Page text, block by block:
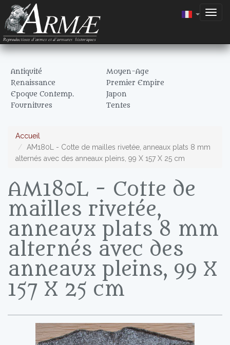
Antiquité
Moyen-Age
Renaissance
Premier Empire
Epoque Contemp.
Japon
Fournitures
Tentes
Accueil
AM180L - Cotte de mailles rivetée, anneaux plats 8 mm
alternés avec des anneaux pleins, 99 X 157 X 25 cm
AM180L - Cotte de
mailles rivetée,
anneaux plats 8 mm
alternés avec des
anneaux pleins, 99 X
157 X 25 cm